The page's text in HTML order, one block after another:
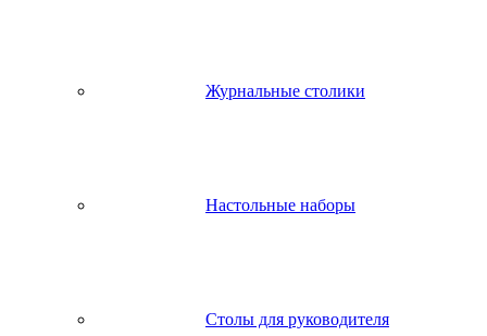
Журнальные столики
Настольные наборы
Столы для руководителя